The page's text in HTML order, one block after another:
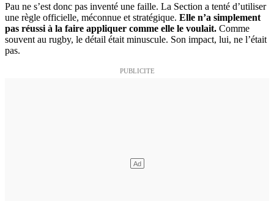
Pau ne s’est donc pas inventé une faille. La Section a tenté d’utiliser
une règle officielle, méconnue et stratégique. Elle n’a simplement
pas réussi à la faire appliquer comme elle le voulait. Comme
souvent au rugby, le détail était minuscule. Son impact, lui, ne l’était
pas.